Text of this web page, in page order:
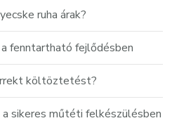
ruha árak?
fenntartható fejlődésben
költöztetést?
sikeres műtéti felkészülésben